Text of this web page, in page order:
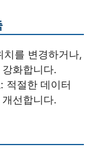
치를 변경하거나,
화합니다.
: 적절한 데이터
선합니다.